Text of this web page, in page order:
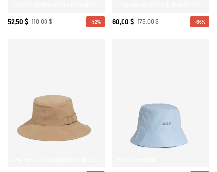
52,50 $ 110,00 $ -52% 60,00 $ 175,00 $ -66%